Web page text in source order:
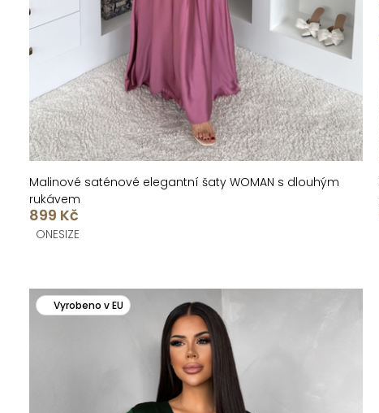
k
t
ů
u
k
t
ů
Malinové saténové elegantní šaty WOMAN s dlouhým
rukávem
899 Kč
ONESIZE
Vyrobeno v EU